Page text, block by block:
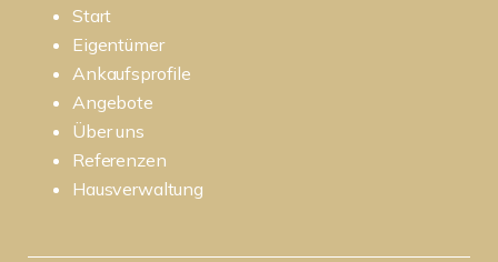
Start
Eigentümer
Ankaufsprofile
Angebote
Über uns
Referenzen
Hausverwaltung